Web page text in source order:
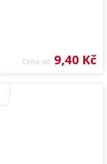
Cena od 9,40 Kč